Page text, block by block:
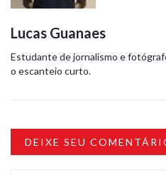
Lucas Guanaes
Estudante de jornalismo e
o escanteio curto.
DEIXE SEU